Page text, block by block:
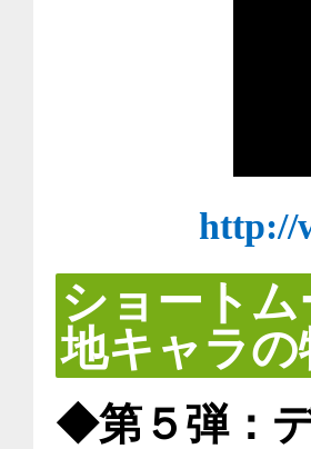
http://
ショート
地キャラ
◆第５弾：